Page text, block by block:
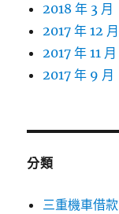
2018 年 3 月
2017 年 12 月
2017 年 11 月
2017 年 9 月
分類
三重機車借款